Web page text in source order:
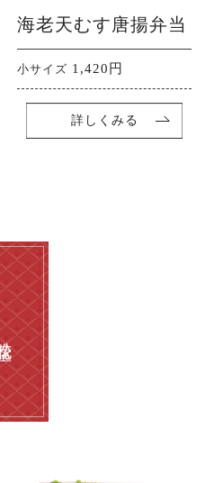
海老天むす唐揚弁当
小サイズ 1,420円
詳しくみる
花堂